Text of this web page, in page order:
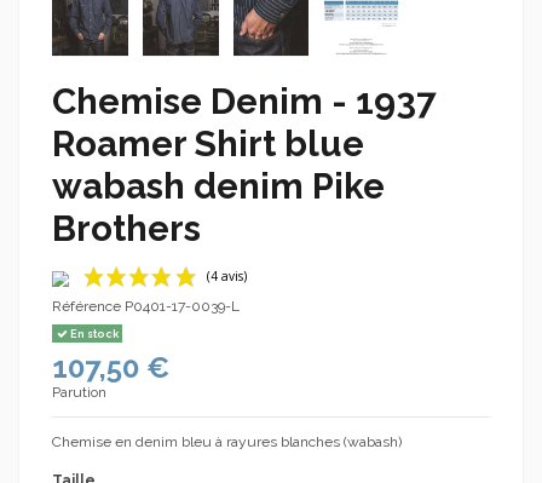
Chemise Denim - 1937
Roamer Shirt blue
wabash denim Pike
Brothers
Référence P0401-17-0039-L
En stock
107,50 €
Parution
Chemise en denim bleu à rayures blanches (wabash)